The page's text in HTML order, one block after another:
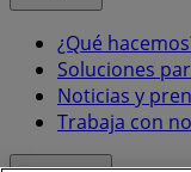
¿Qué
Soluciones
Noticias y
Trabaja con